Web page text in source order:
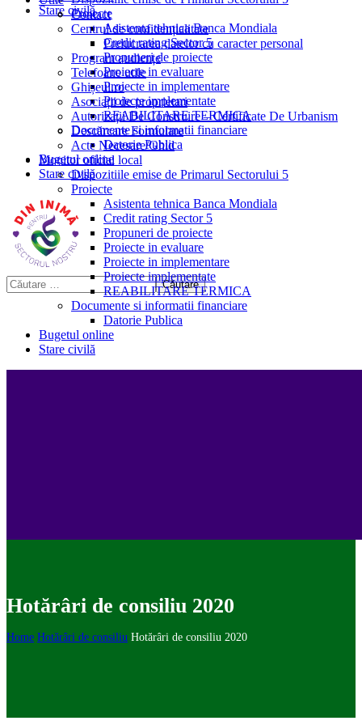
Stare civilă
Proiecte
Asistenta tehnica Banca Mondiala
Credit rating Sector 5
Propuneri de proiecte
Proiecte in evaluare
Proiecte in implementare
Proiecte implementate
REABILITARE TERMICA
Documente si informatii financiare
Datorie Publica
Bugetul online
Stare civilă
Contact
Centrul de confidențialitate
Prelucrarea datelor cu caracter personal
Program audiențe
Telefoane utile
Ghișeul.ro
Asociații de proprietari
Autorizații De Construire – Certificate De Urbanism
Descărcare Formulare
Acte Necesare/Ghid
Monitor oficial local
Dispozitiile emise de Primarul Sectorului 5
Proiecte
Asistenta tehnica Banca Mondiala
Credit rating Sector 5
Propuneri de proiecte
Proiecte in evaluare
Proiecte in implementare
Proiecte implementate
REABILITARE TERMICA
Documente si informatii financiare
Datorie Publica
Bugetul online
Stare civilă
Hotărâri de consiliu 2020
Home Hotărâri de consiliu Hotărâri de consiliu 2020